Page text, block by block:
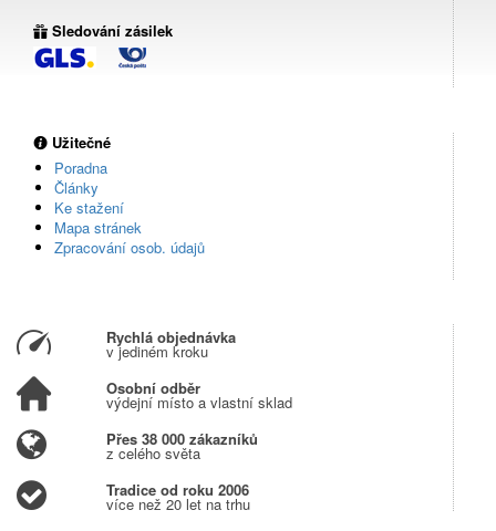
Sledování zásilek
Užitečné
Poradna
Články
Ke stažení
Mapa stránek
Zpracování osob. údajů
Rychlá objednávka
v jediném kroku
Osobní odběr
výdejní místo a vlastní sklad
Přes 38 000 zákazníků
z celého světa
Tradice od roku 2006
více než 20 let na trhu